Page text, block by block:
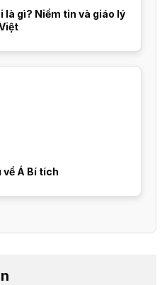
là gì? Niềm tin và giáo lý
về Á Bí tích